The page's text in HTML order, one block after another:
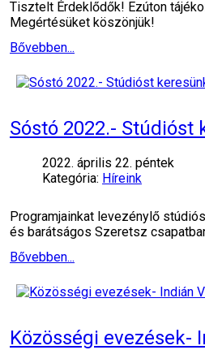
Tisztelt Érdeklődők! Ezúton
Megértésüket köszönjük!
Bővebben...
Sóstó 2022.- Stúdióst
2022. április 22. péntek
Kategória: Híreink
Programjainkat levezénylő
és barátságos Szeretsz
Bővebben...
Közösségi evezések-